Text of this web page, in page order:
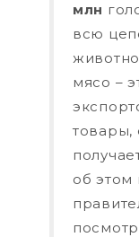
млн
всю
мясо –
товары,
об этом